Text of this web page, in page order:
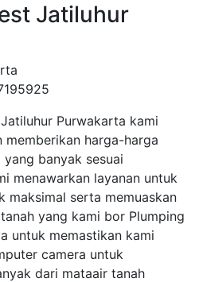
Jatiluhur
Purwakarta kami
harga-harga
banyak sesuai
menawarkan layanan untuk
maksimal serta memuaskan
yang kami bor Plumping
untuk memastikan kami
camera untuk
dari mataair tanah